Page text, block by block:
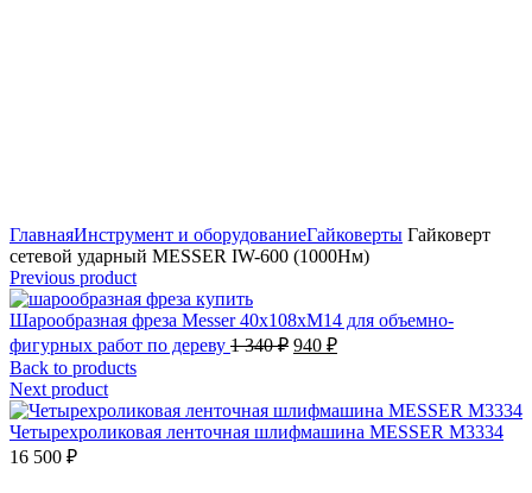
ГлавнаяИнструмент и оборудованиеГайковерты Гайковерт
сетевой ударный MESSER IW-600 (1000Нм)
Previous product
Шарообразная фреза Messer 40х108хМ14 для объемно-
фигурных работ по дереву 1 340₽ Первоначальная
1
340 ₽.
940 ₽Текущая
Back to products
Next product
Четырехроликовая ленточная шлифмашина MESSER M3334
16 500 ₽